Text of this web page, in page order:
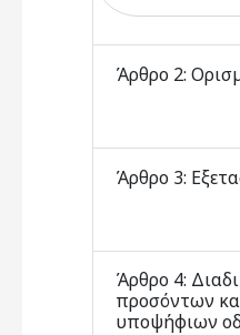
Άρθρο 2:
Άρθρο 3:
Άρθρο 4:
προσόντων
υποψήφιων